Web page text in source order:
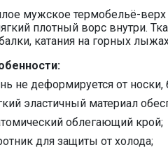
мужское термобельё-верх
плотный ворс внутри.
катания на горных
не деформируется от носки,
эластичный материал
облегающий крой;
для защиты от холода;